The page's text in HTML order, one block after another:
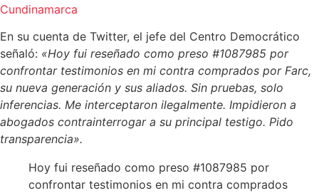
Cundinamarca
En su cuenta de Twitter, el jefe del Centro Democrático
señaló: «Hoy fui reseñado como preso #1087985 por
confrontar testimonios en mi contra comprados por Farc,
su nueva generación y sus aliados. Sin pruebas, solo
inferencias. Me interceptaron ilegalmente. Impidieron a
abogados contrainterrogar a su principal testigo. Pido
transparencia».
Hoy fui reseñado como preso #1087985 por
confrontar testimonios en mi contra comprados